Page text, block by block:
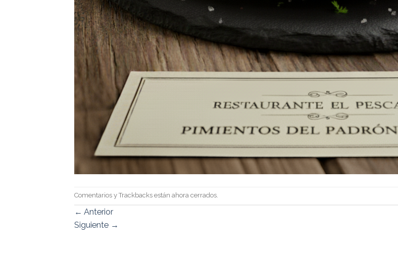
Comentarios y Trackbacks están ahora cerrados.
← Anterior
Siguiente →